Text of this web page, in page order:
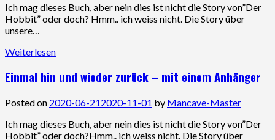
Ich mag dieses Buch, aber nein dies ist nicht die Story von”Der
Hobbit” oder doch? Hmm.. ich weiss nicht. Die Story über
unsere…
Weiterlesen
Einmal hin und wieder zurück – mit einem Anhänger
Posted on 2020-06-212020-11-01 by Mancave-Master
Ich mag dieses Buch, aber nein dies ist nicht die Story von”Der
Hobbit” oder doch?Hmm.. ich weiss nicht. Die Story über